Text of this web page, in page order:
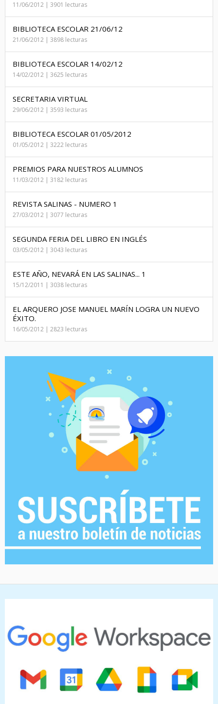
11/06/2012 | 3901 lecturas
BIBLIOTECA ESCOLAR 21/06/12
21/06/2012 | 3898 lecturas
BIBLIOTECA ESCOLAR 14/02/12
14/02/2012 | 3625 lecturas
SECRETARIA VIRTUAL
29/06/2012 | 3593 lecturas
BIBLIOTECA ESCOLAR 01/05/2012
01/05/2012 | 3222 lecturas
PREMIOS PARA NUESTROS ALUMNOS
11/03/2012 | 3182 lecturas
REVISTA SALINAS - NUMERO 1
27/03/2012 | 3077 lecturas
SEGUNDA FERIA DEL LIBRO EN INGLÉS
03/05/2012 | 3043 lecturas
ESTE AÑO, NEVARÁ EN LAS SALINAS... 1
15/12/2011 | 3038 lecturas
EL ARQUERO JOSE MANUEL MARÍN LOGRA UN NUEVO
ÉXITO.
16/05/2012 | 2823 lecturas